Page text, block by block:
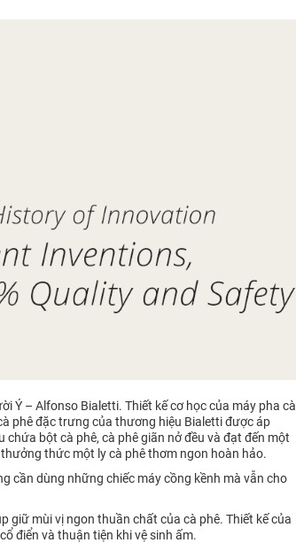
Ý – Alfonso Bialetti. Thiết kế cơ học của máy pha cà
phê đặc trưng của thương hiệu Bialetti được áp
bột cà phê, cà phê giãn nở đều và đạt đến một
thức một ly cà phê thơm ngon hoàn hảo.
cần dùng những chiếc máy cồng kềnh mà vẫn cho
giữ mùi vị ngon thuần chất của cà phê. Thiết kế của
điển và thuận tiện khi vệ sinh ấm.